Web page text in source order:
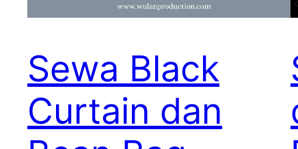
Sewa Black
Curtain dan